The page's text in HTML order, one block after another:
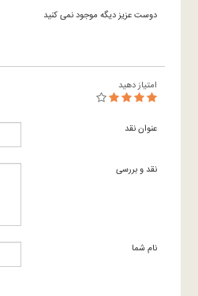
دوست عزیز دیگه موجود نمی کنید
امتیاز دهید
عنوان نقد
نقد و بررسی
نام شما